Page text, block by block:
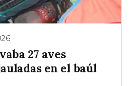
27 aves
en el baúl